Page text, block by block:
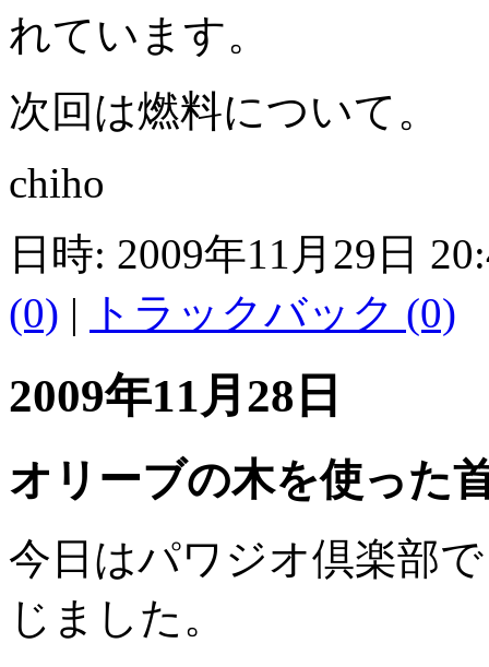
れています。
次回は燃料について。
chiho
日時: 2009年11月29日
(0) | トラックバック (0)
2009年11月28日
オリーブの木を使った
今日はパワジオ倶楽部
じました。